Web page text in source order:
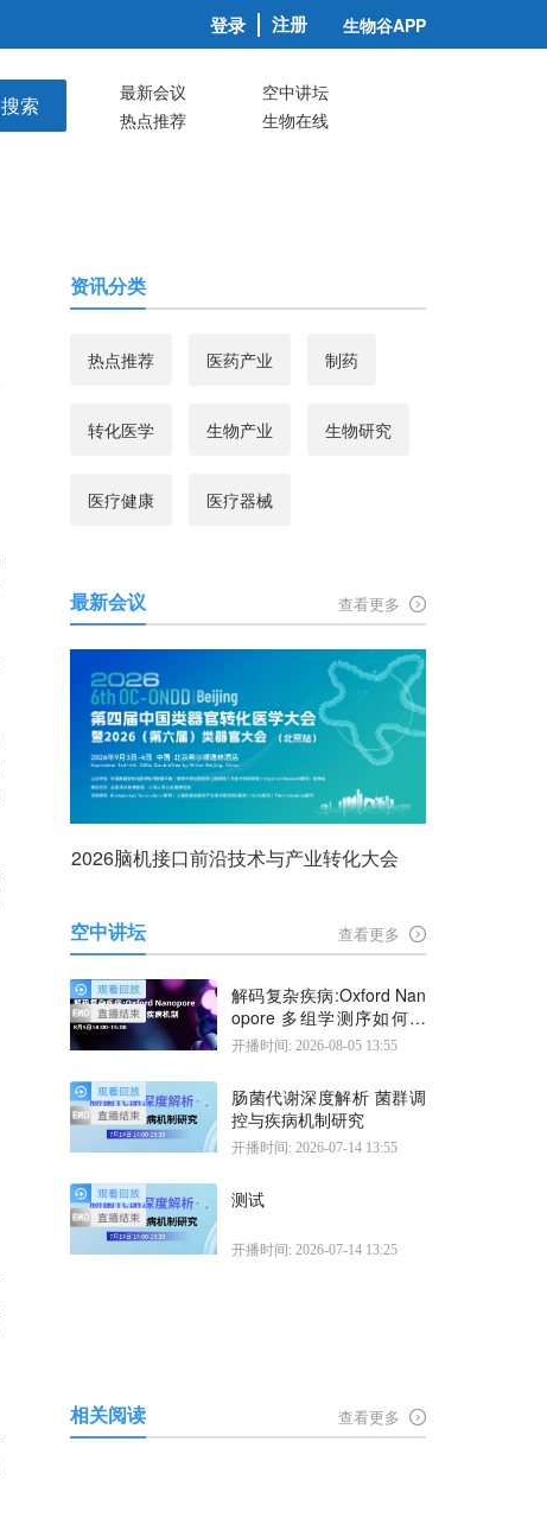
登录 注册 生物谷APP
搜索 最新会议
空中讲坛
热点推荐
生物在线
资讯分类
热点推荐 医药产业 制药
转化医学 生物产业 生物研究
医疗健康 医疗器械
最新会议 查看更多
2026脑机接口前沿技术与产业转化大会
空中讲坛 查看更多
解码复杂疾病:Oxford Nan
opore 多组学测序如何揭
示疾病机制
开播时间: 2026-08-05 13:55
肠菌代谢深度解析 菌群调
控与疾病机制研究
开播时间: 2026-07-14 13:55
测试
开播时间: 2026-07-14 13:25
相关阅读 查看更多